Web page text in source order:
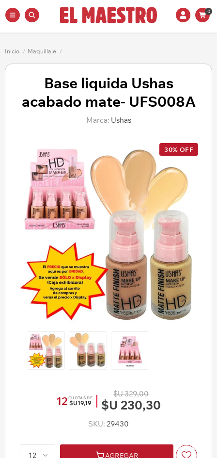
0
Inicio / Maquillaje /
Base liquida Ushas
acabado mate- UFS008A
Marca: Ushas
30% OFF
12 CUOTAS DE
$U19,19
$U 329,00
$U 230,30
SKU: 29430
AGREGAR